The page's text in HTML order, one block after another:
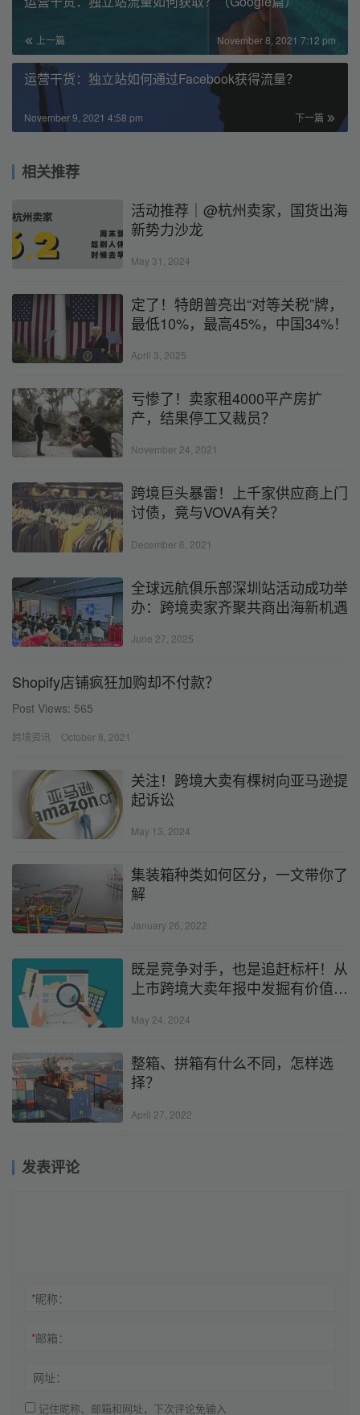
上一篇 November 8, 2021 7:12 pm
运营干货：独立站如何通过Facebook获得流量？
下一篇
November 9, 2021 4:58 pm
相关推荐
活动推荐｜@杭州卖家，国货出海
新势力沙龙
May 31, 2024
定了！特朗普亮出“对等关税”牌，
最低10%，最高45%，中国34%！
April 3, 2025
亏惨了！卖家租4000平产房扩
产，结果停工又裁员？
November 24, 2021
跨境巨头暴雷！上千家供应商上门
讨债，竟与VOVA有关？
December 6, 2021
全球远航俱乐部深圳站活动成功举
办：跨境卖家齐聚共商出海新机遇
June 27, 2025
Shopify店铺疯狂加购却不付款？
Post Views: 565
跨境资讯 October 8, 2021
关注！跨境大卖有棵树向亚马逊提
起诉讼
May 13, 2024
集装箱种类如何区分，一文带你了
解
January 26, 2022
既是竞争对手，也是追赶标杆！从
上市跨境大卖年报中发掘有价值的
May 24, 2024
整箱、拼箱有什么不同，怎样选
择？
April 27, 2022
发表评论
*昵称：
*邮箱：
网址：
记住昵称、邮箱和网址，下次评论免输入